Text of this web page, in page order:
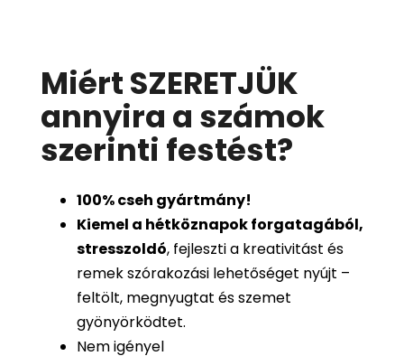
Miért SZERETJÜK
annyira a számok
szerinti festést?
100%cseh gyártmány!
Kiemel a hétköznapok forgatagából,
stresszoldó, fejleszti a kreativitást és
remek szórakozási lehetőséget nyújt –
feltölt, megnyugtat és szemet
gyönyörködtet.
Nem igényel